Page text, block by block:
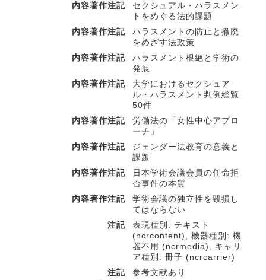
内容著作注記
セクシュアル・ハラスメン
トをめぐる法的課題
内容著作注記
ハラスメントの防止と撤廃
をめざす法政策
内容著作注記
ハラスメント根絶と学術の
発展
内容著作注記
大学におけるセクシュア
ル・ハラスメント判例総覧
50件
内容著作注記
労働法の「女性中心アプロ
ーチ」
内容著作注記
ジェンダー法教育の意義と
課題
内容著作注記
日本学術会議会員の任命拒
否事件の本質
内容著作注記
学術会議の独立性を毀損し
てはならない
注記
表現種別: テキスト
(ncrcontent), 機器種別: 機
器不用 (ncrmedia), キャリ
ア種別: 冊子 (ncrcarrier)
注記
参考文献あり